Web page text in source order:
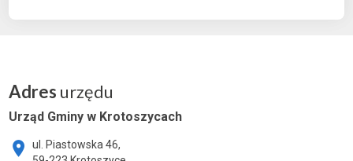
Adres urzędu
Urząd Gminy w Krotoszycach
ul. Piastowska 46,